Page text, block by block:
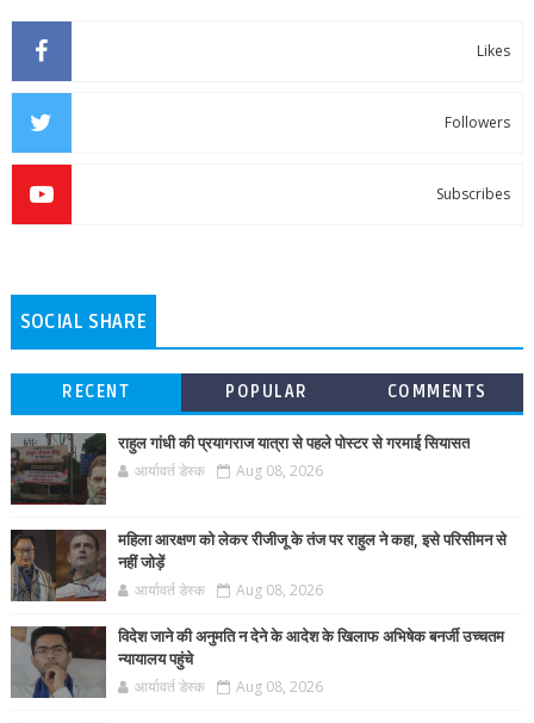
Likes
Followers
Subscribes
SOCIAL SHARE
RECENT POPULAR COMMENTS
राहुल गांधी की प्रयागराज यात्रा से पहले पोस्टर से गरमाई सियासत
आर्यावर्त डेस्क Aug 08, 2026
महिला आरक्षण को लेकर रीजीजू के तंज पर राहुल ने कहा, इसे परिसीमन से
नहीं जोड़ें
आर्यावर्त डेस्क Aug 08, 2026
विदेश जाने की अनुमति न देने के आदेश के खिलाफ अभिषेक बनर्जी उच्चतम
न्यायालय पहुंचे
आर्यावर्त डेस्क Aug 08, 2026